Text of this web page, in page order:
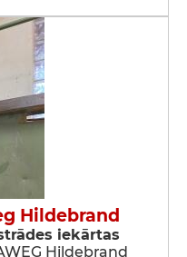
Hildebrand
iekārtas
Hildebrand